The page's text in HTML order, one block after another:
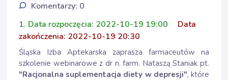
Komentarzy: 0
1. Data rozpoczęcia: 2022-10-19 19:00
Data
zakończenia: 2022-10-19 20:30
Śląska Izba Aptekarska zaprasza farmaceutów na
szkolenie webinarowe z dr n. farm. Nataszą Staniak pt.
"Racjonalna suplementacja diety w depresji", które